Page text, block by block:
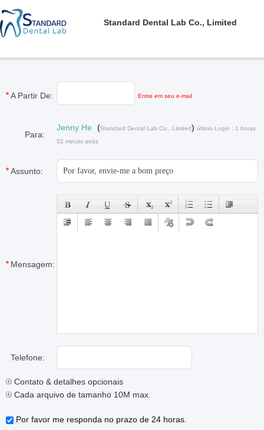
Standard Dental Lab Co., Limited
A Partir De: Entre em seu e-mail
Para:
Jenny He (Standard Dental Lab Co., Limited) último Login : 1 horas
52 minuts atrás
Assunto:
Mensagem:
Telefone:
Contato & detalhes opcionais
Cada arquivo de tamanho 10M max.
Por favor me responda no prazo de 24 horas.